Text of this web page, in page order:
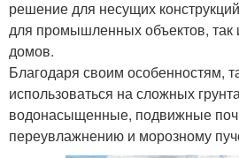
решение для несущих
для промышленных объектов, так
домов.
Благодаря своим особенностям,
использоваться на сложных
водонасыщенные, подвижные
переувлажнению и морозному